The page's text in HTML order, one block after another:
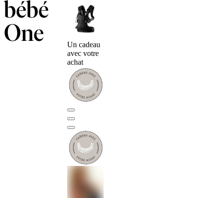
bébé
One
Un cadeau
avec votre
achat